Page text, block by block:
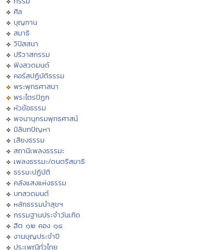
ศีล
บุญทาน
สมาธิ
วิปัสสนา
ปริวาสกรรม
ฟังสวดมนต์
คอร์สปฏิบัติธรรม
พระพุทธศาสนา
พระไตรปิฏก
หัวข้อธรรม
พจนานุกรมพุทธศาสน์
มิลินทปัญหา
เสียงธรรม
สถานีเพลงธรรมะ
เพลงธรรมะ/ดนตรีสมาธิ
ธรรมะปฏิบัติ
คลังแสงแห่งธรรม
บทสวดมนต์
หลักธรรมนำสุขฯ
กรรมฐานประจำวันเกิด
ฮีต ๑๒ คอง ๑๔
งานบุญประจำปี
ประเพณีทั่วไทย